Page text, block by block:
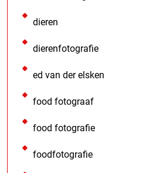
dieren
dierenfotografie
ed van der elsken
food fotograaf
food fotografie
foodfotografie